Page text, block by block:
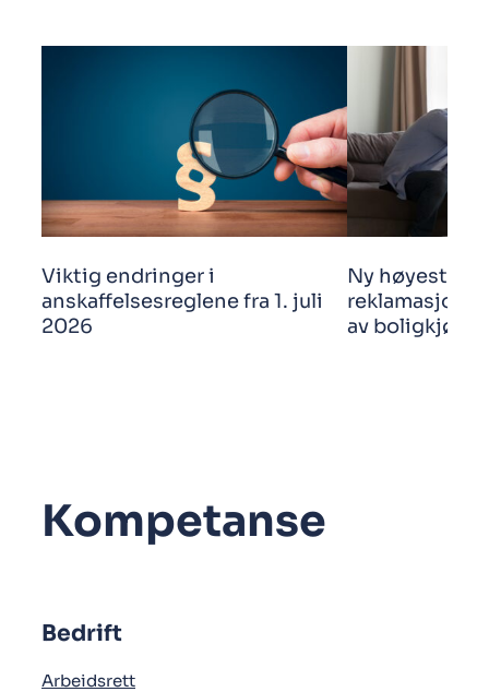
Viktig endringer i
anskaffelsesreglene fra 1. juli
2026
Ny
av boligkjøp
Kompetanse
Bedrift
Arbeidsrett